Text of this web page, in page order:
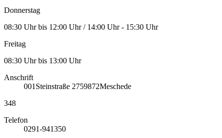
Donnerstag
08:30 Uhr bis 12:00 Uhr / 14:00 Uhr - 15:30 Uhr
Freitag
08:30 Uhr bis 13:00 Uhr
Anschrift
001 Steinstraße 2759872Meschede
348
Telefon
0291-941350